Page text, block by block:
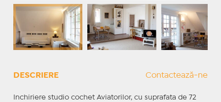
DESCRIERE Contactează-ne
Inchiriere studio cochet Aviatorilor, cu suprafata de 72